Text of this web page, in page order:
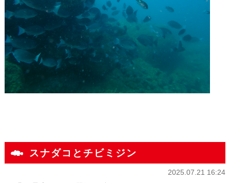
スナダコとチビミジン
2025.07.21 16:24